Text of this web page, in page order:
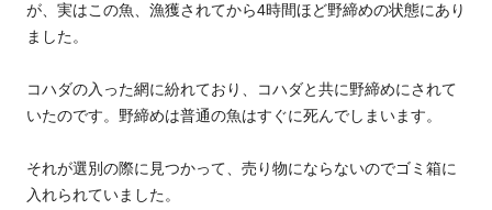
が、実はこの魚、漁獲されてから4時間ほど野締めの状態にあり
ました。
コハダの入った網に紛れており、コハダと共に野締めにされて
いたのです。野締めは普通の魚はすぐに死んでしまいます。
それが選別の際に見つかって、売り物にならないのでゴミ箱に
入れられていました。